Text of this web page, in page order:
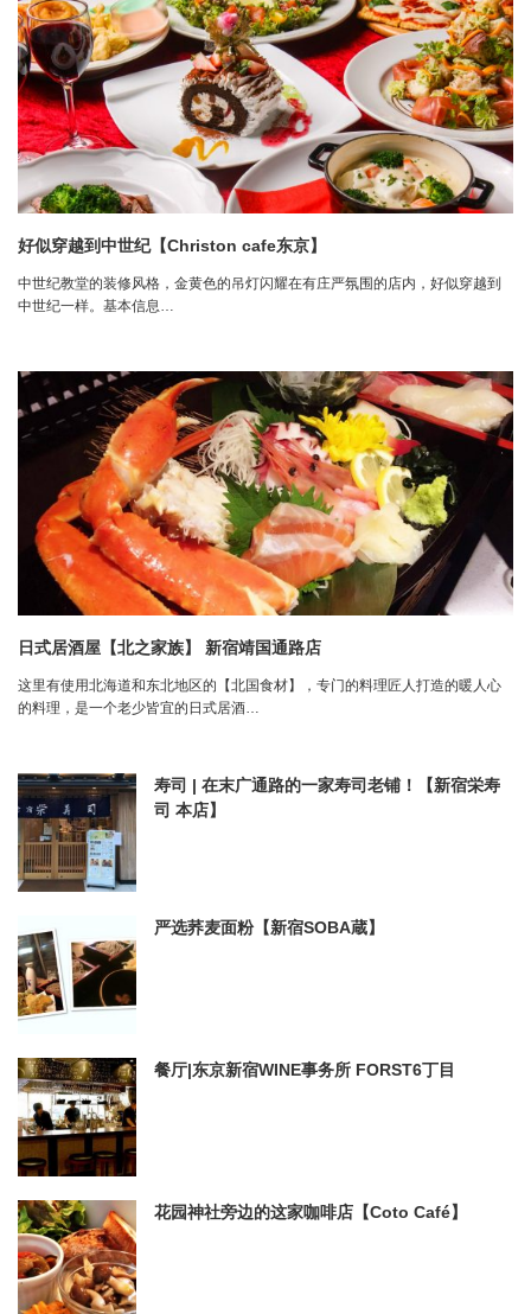
好似穿越到中世纪【Christon cafe东京】
中世纪教堂的装修风格，金黄色的吊灯闪耀在有庄严氛围的店内，好似穿越到
中世纪一样。基本信息…
日式居酒屋【北之家族】 新宿靖国通路店
这里有使用北海道和东北地区的【北国食材】，专门的料理匠人打造的暖人心
的料理，是一个老少皆宜的日式居酒…
寿司 | 在末广通路的一家寿司老铺！【新宿栄寿
司 本店】
严选荞麦面粉【新宿SOBA蔵】
餐厅|东京新宿WINE事务所 FORST6丁目
花园神社旁边的这家咖啡店【Coto Café】